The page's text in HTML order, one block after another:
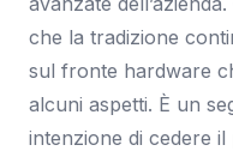
che la tradizione
sul fronte hardware
alcuni aspetti. È un
intenzione di cedere